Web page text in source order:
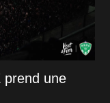
prend une